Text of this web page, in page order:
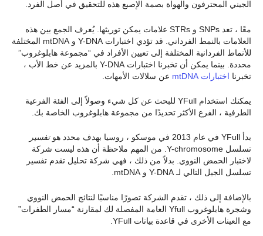
الجيني المحترفون والهواة بصمة الإصبع هذه للتحقيق في أصل الفرد.
معًا ، تعد SNPs و STRs علامات يمكن توريثها. يُعرف الجمع بين هذه
العلامات بالنمط الفرداني. قد تؤدي اختبارات Y-DNA و mtDNA المختلفة
للأنماط الفردانية المختلفة إلى تعيين الأفراد في “مجموعة هابلوغروب”
محددة. بينما يمكن أن تخبرنا اختبارات Y-DNA بالمزيد عن خط الأب ،
تخبرنا اختبارات mtDNA عن سلالات الأمهات.
يمكنك استخدام YFull للبحث عن كل شيء وصولاً إلى الفئة الفرعية
الطرفية ، الفرع الأكثر تحديدًا من مجموعة هابلوغروب الخاصة بك.
بدأ YFull في عام 2013 في موسكو ، روسيا بهدف محدد هو
تفسير
تسلسل Y-chromosome. من المهم ملاحظة أن هذه ليست شركة
لاختبار الحمض النووي. بدلاً من ذلك ، فهي شركة تحليل تقدم تفسير
تسلسل الجيل التالي لـ Y-DNA و mtDNA.
بالإضافة إلى ذلك ، تقدم الشركة تصورًا مناسبًا لنتائج الحمض النووي
وشجرة هابلوغروب Yfull العامة المفصلة لك لمقارنة “مسار الطفرات”
مع العينات الأخرى في قاعدة بيانات YFull.